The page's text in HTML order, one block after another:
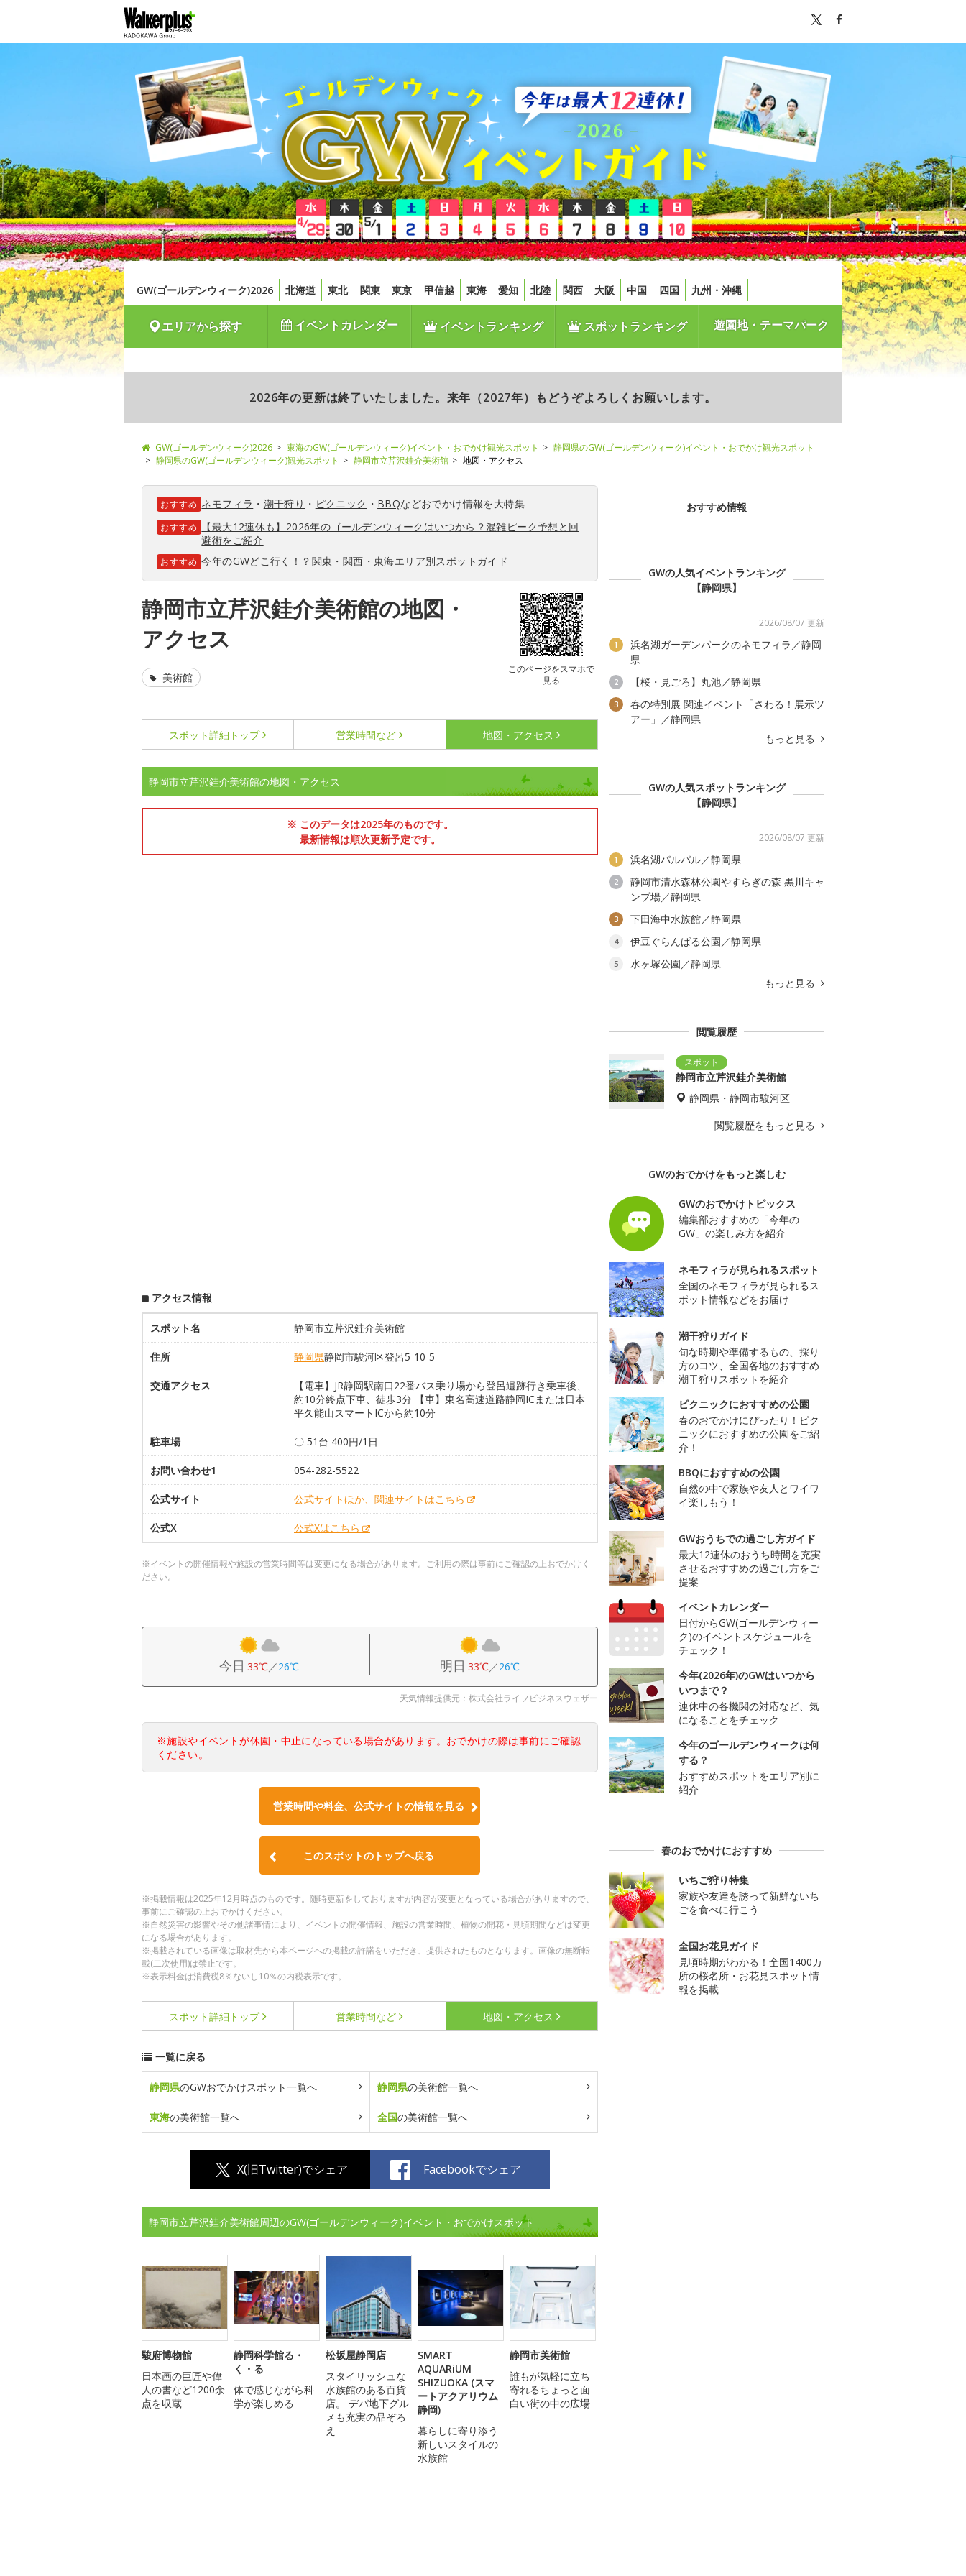
GW(ゴールデンウィーク)2026 北海道 東北 関東 東京 甲信越 東海 愛知 北陸 関西 大阪 中国 四国 九州・沖縄
エリアから探す イベントカレンダー イベントランキング スポットランキング 遊園地・テーマパーク
2026年の更新は終了いたしました。来年（2027年）もどうぞよろしくお願いします。
GW(ゴールデンウィーク)2026 東海のGW(ゴールデンウィーク)イベント・おでかけ観光スポット
静岡県のGW(ゴールデンウィーク)イベント・おでかけ観光スポット
静岡県のGW(ゴールデンウィーク)観光スポット
静岡市立芹沢銈介美術館 地図・アクセス
おすすめ ネモフィラ ・ 潮干狩り ・ ピクニック ・ BBQなどおでかけ情報を大特集
おすすめ
【最大12連休も】2026年のゴールデンウィークはいつから？混雑ピーク予想と回
避術をご紹介
おすすめ 今年のGWどこ行く！？関東・関西・東海エリア別スポットガイド
静岡市立芹沢銈介美術館の地図・
アクセス
このページをスマホで
見る
美術館
スポット詳細 トップ 営業時間など 地図・アクセス
静岡市立芹沢銈介美術館の地図・アクセス
※ このデータは2025年のものです。
最新情報は順次更新予定です。
アクセス情報
スポット名 静岡市立芹沢銈介美術館
住所 静岡県静岡市駿河区登呂5-10-5
交通アクセス
【電車】JR静岡駅南口22番バス乗り場から登呂遺跡行き乗車後、
約10分終点下車、徒歩3分 【車】東名高速道路静岡ICまたは日本
平久能山スマートICから約10分
駐車場 〇 51台 400円/1日
お問い合わせ1 054-282-5522
公式サイト 公式サイトほか、関連サイトはこちら
公式X 公式Xはこちら
※イベントの開催情報や施設の営業時間等は変更になる場合があります。ご利用の際は事前にご確認の上おでかけく
ださい。
今日 33℃／26℃ 明日 33℃／26℃
天気情報提供元：株式会社ライフビジネスウェザー
※施設やイベントが休園・中止になっている場合があります。おでかけの際は事前にご確認
ください。
営業時間や料金、公式サイトの情報を見る
このスポットのトップへ戻る
※掲載情報は2025年12月時点のものです。随時更新をしておりますが内容が変更となっている場合がありますので、
事前にご確認の上おでかけください。
※自然災害の影響やその他諸事情により、イベントの開催情報、施設の営業時間、植物の開花・見頃期間などは変更
になる場合があります。
※掲載されている画像は取材先から本ページへの掲載の許諾をいただき、提供されたものとなります。画像の無断転
載(二次使用)は禁止です。
※表示料金は消費税8％ないし10％の内税表示です。
スポット詳細 トップ 営業時間など 地図・アクセス
一覧に戻る
静岡県のGWおでかけスポット一覧へ 静岡県の美術館一覧へ
東海の美術館一覧へ 全国の美術館一覧へ
X(旧Twitter)でシェア Facebookでシェア
静岡市立芹沢銈介美術館周辺のGW(ゴールデンウィーク)イベント・おでかけスポット
駿府博物館
日本画の巨匠や偉
人の書など1200余
点を収蔵
静岡科学館る・
く・る
体で感じながら科
学が楽しめる
松坂屋静岡店
スタイリッシュな
水族館のある百貨
店。 デパ地下グル
メも充実の品ぞろ
え
SMART
AQUARiUM
SHIZUOKA (スマ
ートアクアリウム
静岡)
暮らしに寄り添う
新しいスタイルの
水族館
静岡市美術館
誰もが気軽に立ち
寄れるちょっと面
白い街の中の広場
おすすめ情報
GWの人気イベントランキング
【静岡県】
2026/08/07 更新
1
浜名湖ガーデンパークのネモフィラ／静岡
県
2 【桜・見ごろ】丸池／静岡県
3
春の特別展 関連イベント「さわる！展示ツ
アー」／静岡県
もっと見る
GWの人気スポットランキング
【静岡県】
2026/08/07 更新
1 浜名湖パルパル／静岡県
2
静岡市清水森林公園やすらぎの森 黒川キャ
ンプ場／静岡県
3 下田海中水族館／静岡県
4 伊豆ぐらんぱる公園／静岡県
5
水ヶ塚公園／静岡県
もっと見る
閲覧履歴
静岡市立芹沢銈介美術館
静岡県・静岡市駿河区
閲覧履歴をもっと見る
GWのおでかけをもっと楽しむ
GWのおでかけトピックス
編集部おすすめの「今年の
GW」の楽しみ方を紹介
ネモフィラが見られるスポット
全国のネモフィラが見られるス
ポット情報などをお届け
潮干狩りガイド
旬な時期や準備するもの、採り
方のコツ、全国各地のおすすめ
潮干狩りスポットを紹介
ピクニックにおすすめの公園
春のおでかけにぴったり！ピク
ニックにおすすめの公園をご紹
介！
BBQにおすすめの公園
自然の中で家族や友人とワイワ
イ楽しもう！
GWおうちでの過ごし方ガイド
最大12連休のおうち時間を充実
させるおすすめの過ごし方をご
提案
イベントカレンダー
日付からGW(ゴールデンウィー
ク)のイベントスケジュールを
チェック！
今年(2026年)のGWはいつから
いつまで？
連休中の各機関の対応など、気
になることをチェック
今年のゴールデンウィークは何
する？
おすすめスポットをエリア別に
紹介
春のおでかけにおすすめ
いちご狩り特集
家族や友達を誘って新鮮ないち
ごを食べに行こう
全国お花見ガイド
見頃時期がわかる！全国1400カ
所の桜名所・お花見スポット情
報を掲載